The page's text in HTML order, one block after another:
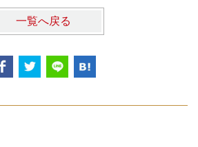
一覧へ戻る